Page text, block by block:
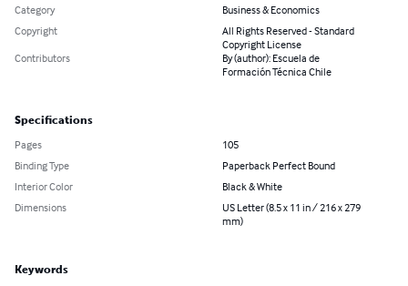
Category
Business & Economics
Copyright
All Rights Reserved - Standard
Copyright License
Contributors
By (author): Escuela de
Formación Técnica Chile
Specifications
Pages
105
Binding Type
Paperback Perfect Bound
Interior Color
Black & White
Dimensions
US Letter (8.5 x 11 in / 216 x 279
mm)
Keywords